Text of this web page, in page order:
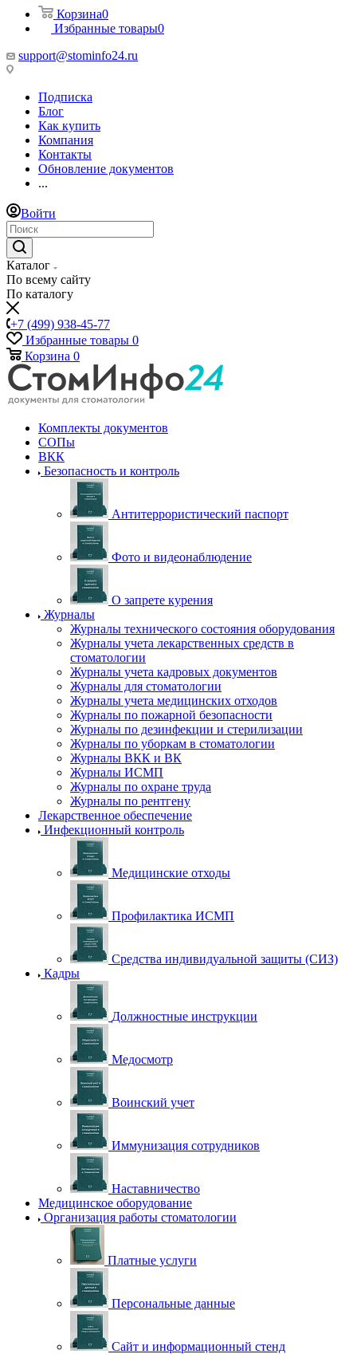
Корзина0
Избранные товары0
support@stominfo24.ru
Подписка
Блог
Как купить
Компания
Контакты
Обновление документов
...
Войти
Каталог
По всему сайту
По каталогу
+7 (499) 938-45-77
Избранные товары 0
Корзина 0
Комплекты документов
СОПы
ВКК
Безопасность и контроль
Антитеррористический паспорт
Фото и видеонаблюдение
О запрете курения
Журналы
Журналы технического состояния оборудования
Журналы учета лекарственных средств в
стоматологии
Журналы учета кадровых документов
Журналы для стоматологии
Журналы учета медицинских отходов
Журналы по пожарной безопасности
Журналы по дезинфекции и стерилизации
Журналы по уборкам в стоматологии
Журналы ВКК и ВК
Журналы ИСМП
Журналы по охране труда
Журналы по рентгену
Лекарственное обеспечение
Инфекционный контроль
Медицинские отходы
Профилактика ИСМП
Средства индивидуальной защиты (СИЗ)
Кадры
Должностные инструкции
Медосмотр
Воинский учет
Иммунизация сотрудников
Наставничество
Медицинское оборудование
Организация работы стоматологии
Платные услуги
Персональные данные
Сайт и информационный стенд